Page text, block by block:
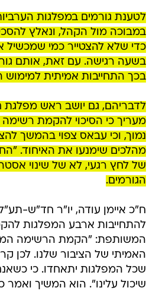
לטענת גורמים במפלגות
במבוכה מול הקהל, ונאלץ
כדי שלא להצטייר כמי שמכשיל
בשעה רגישה. עם זאת, אותם
בכך התחייבות אמיתית למימוש
לדבריהם, גם יושב ראש מפלגת
מעריך כי הסיכוי להקמת
נמוך, וכי עבאס צפוי בהמשך
מהלכים שימנעו את האיחוד.
של לחץ רגעי, לא של שינוי
הגורמים.
ח"כ איימן עודה, יו"ר חד"ש-
להתחייבות ארבע המפלגות
המשותפת: "הקמת הרשימה
האמיתי של הציבור שלנו. לכן
שכל המפלגות יתאחדו. כי
שיכול עלינו". הוא המשיך ואמר